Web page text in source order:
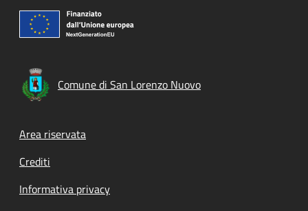
Comune di San Lorenzo Nuovo
Footer menu
Area riservata
Crediti
Informativa privacy